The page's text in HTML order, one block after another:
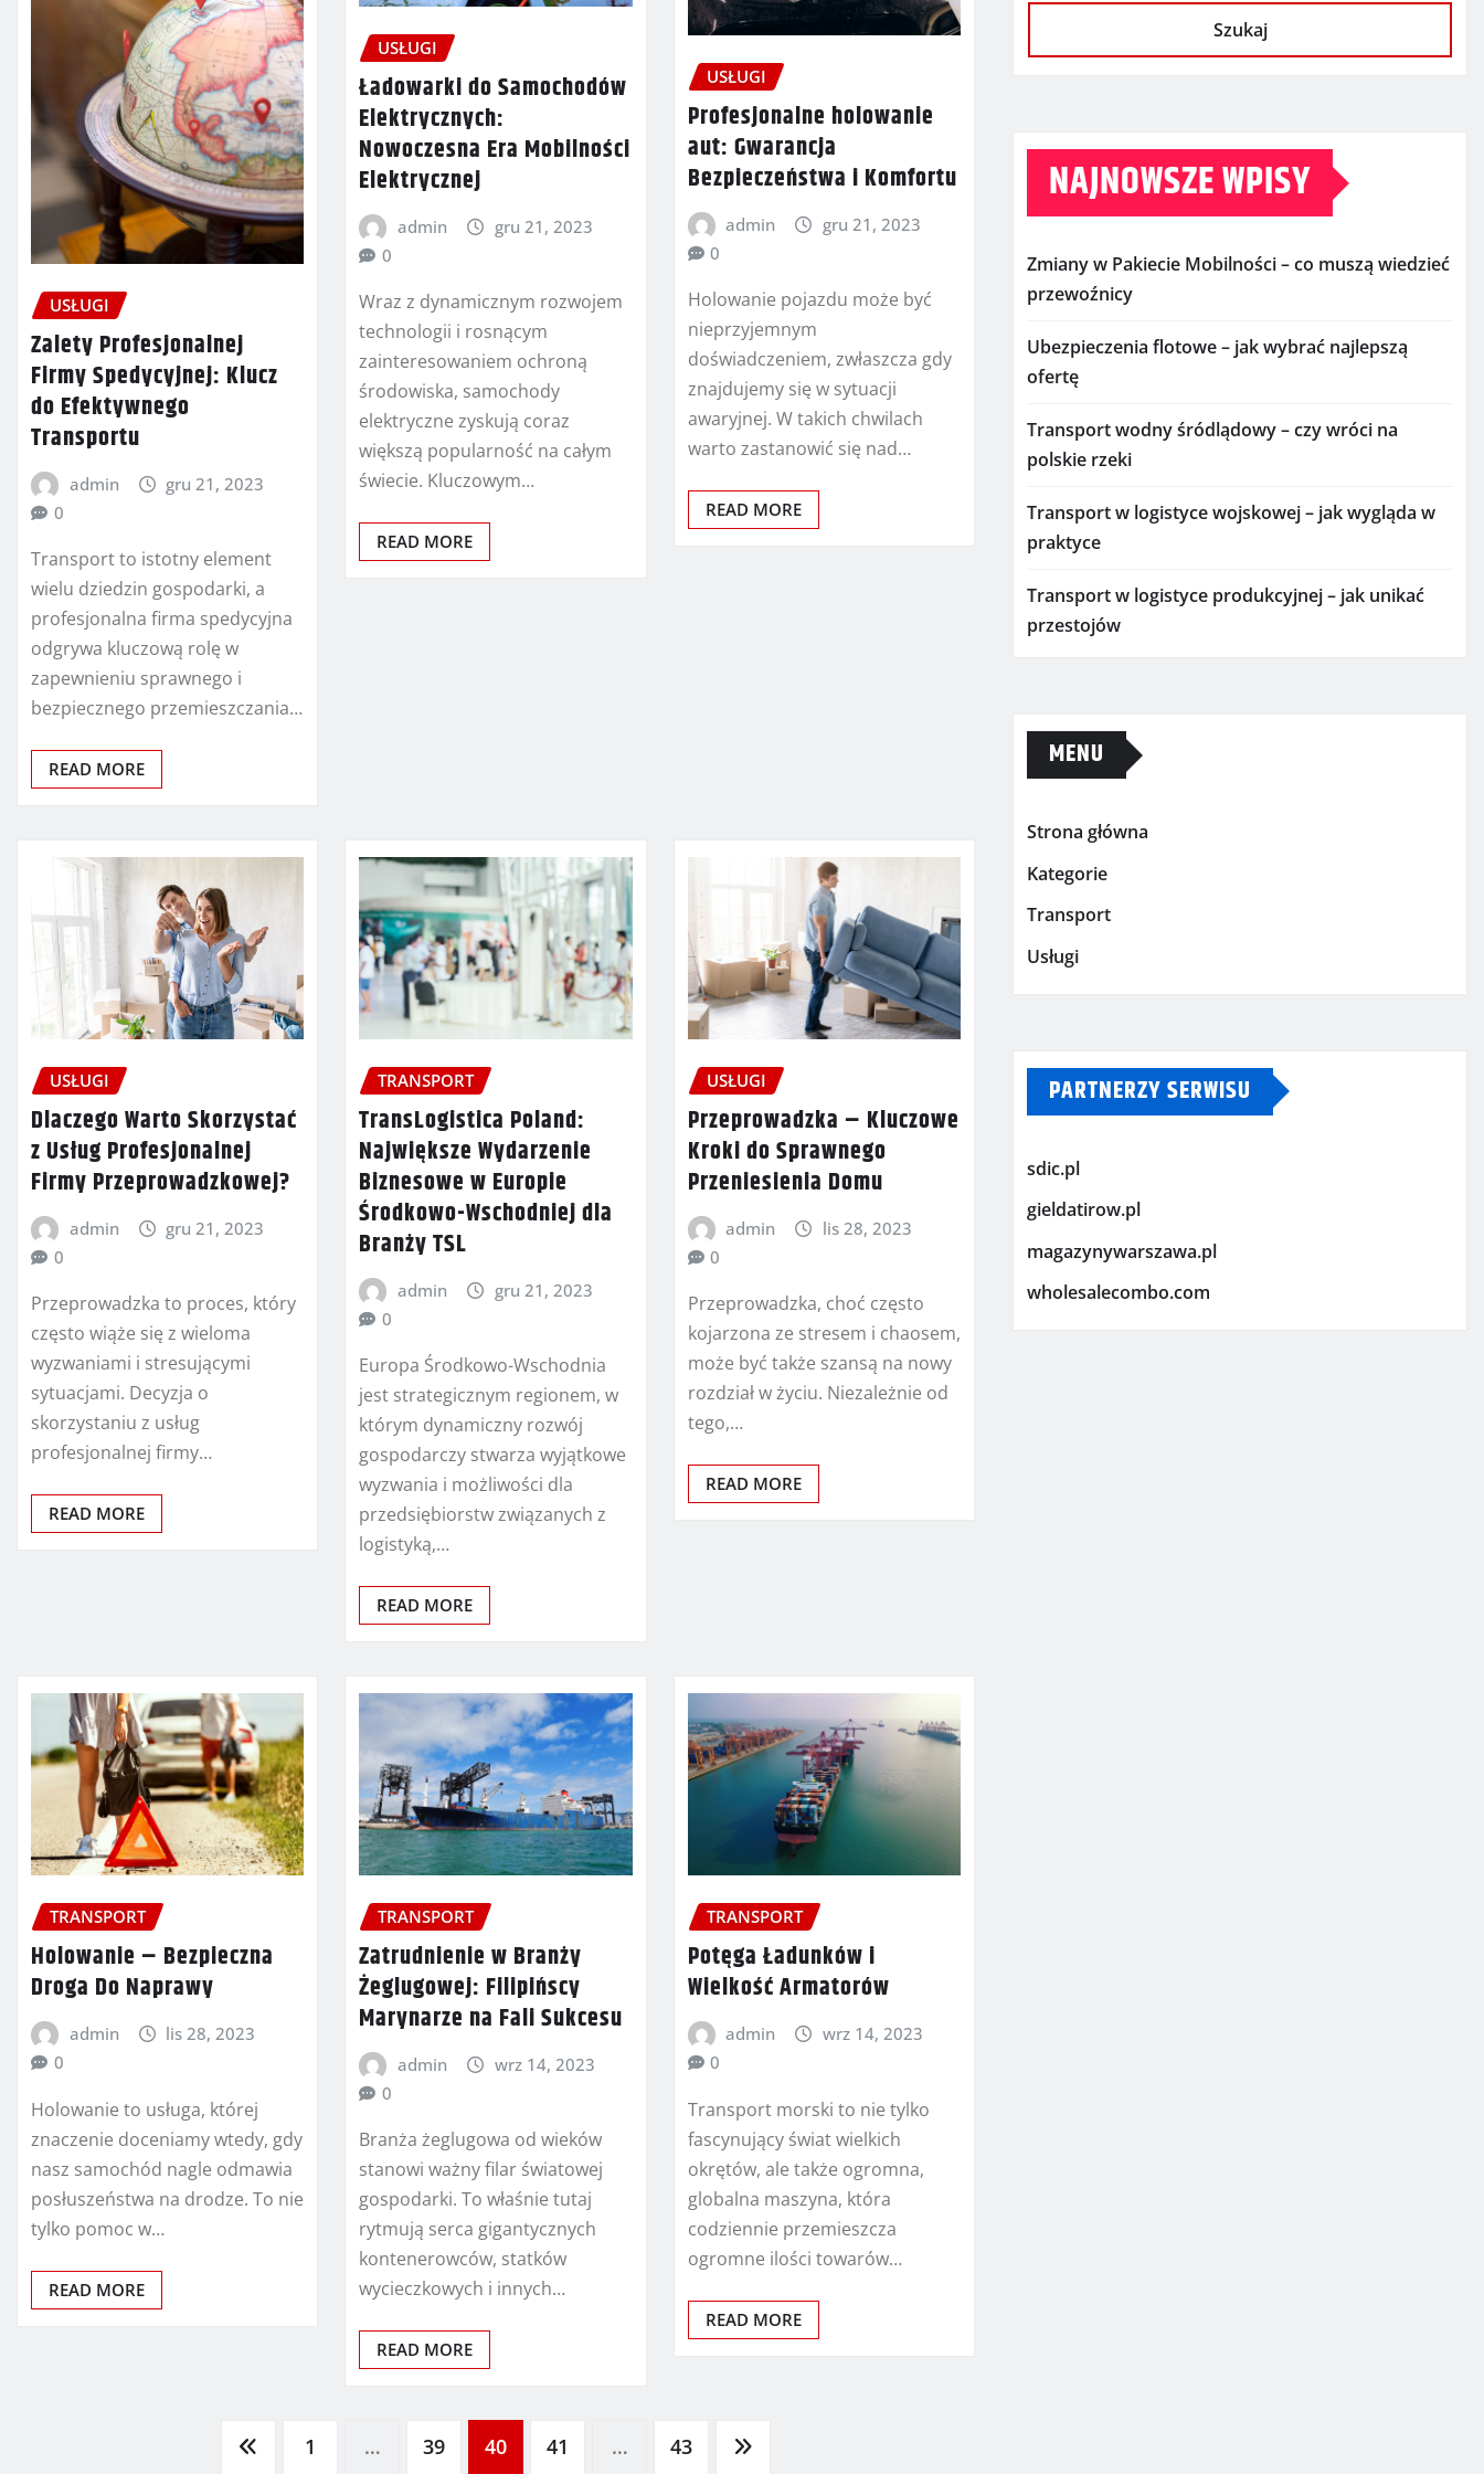
USŁUGI
Zalety Profesjonalnej
Firmy Spedycyjnej: Klucz
do Efektywnego
Transportu
admin
gru 21, 2023
0
Transport to istotny element
wielu dziedzin gospodarki, a
profesjonalna firma spedycyjna
odgrywa kluczową rolę w
zapewnieniu sprawnego i
bezpiecznego przemieszczania…
READ MORE
USŁUGI
Ładowarki do Samochodów
Elektrycznych:
Nowoczesna Era Mobilności
Elektrycznej
admin
gru 21, 2023
0
Wraz z dynamicznym rozwojem
technologii i rosnącym
zainteresowaniem ochroną
środowiska, samochody
elektryczne zyskują coraz
większą popularność na całym
świecie. Kluczowym…
READ MORE
USŁUGI
Profesjonalne holowanie
aut: Gwarancja
Bezpieczeństwa i Komfortu
admin
gru 21, 2023
0
Holowanie pojazdu może być
nieprzyjemnym
doświadczeniem, zwłaszcza gdy
znajdujemy się w sytuacji
awaryjnej. W takich chwilach
warto zastanowić się nad…
READ MORE
USŁUGI
Dlaczego Warto Skorzystać
z Usług Profesjonalnej
Firmy Przeprowadzkowej?
admin
gru 21, 2023
0
Przeprowadzka to proces, który
często wiąże się z wieloma
wyzwaniami i stresującymi
sytuacjami. Decyzja o
skorzystaniu z usług
profesjonalnej firmy…
READ MORE
TRANSPORT
TransLogistica Poland:
Największe Wydarzenie
Biznesowe w Europie
Środkowo-Wschodniej dla
Branży TSL
admin
gru 21, 2023
0
Europa Środkowo-Wschodnia
jest strategicznym regionem, w
którym dynamiczny rozwój
gospodarczy stwarza wyjątkowe
wyzwania i możliwości dla
przedsiębiorstw związanych z
logistyką,…
READ MORE
USŁUGI
Przeprowadzka – Kluczowe
Kroki do Sprawnego
Przeniesienia Domu
admin
lis 28, 2023
0
Przeprowadzka, choć często
kojarzona ze stresem i chaosem,
może być także szansą na nowy
rozdział w życiu. Niezależnie od
tego,…
READ MORE
TRANSPORT
Holowanie – Bezpieczna
Droga Do Naprawy
admin
lis 28, 2023
0
Holowanie to usługa, której
znaczenie doceniamy wtedy, gdy
nasz samochód nagle odmawia
posłuszeństwa na drodze. To nie
tylko pomoc w…
READ MORE
TRANSPORT
Zatrudnienie w Branży
Żeglugowej: Filipińscy
Marynarze na Fali Sukcesu
admin
wrz 14, 2023
0
Branża żeglugowa od wieków
stanowi ważny filar światowej
gospodarki. To właśnie tutaj
rytmują serca gigantycznych
kontenerowców, statków
wycieczkowych i innych…
READ MORE
TRANSPORT
Potęga Ładunków i
Wielkość Armatorów
admin
wrz 14, 2023
0
Transport morski to nie tylko
fascynujący świat wielkich
okrętów, ale także ogromna,
globalna maszyna, która
codziennie przemieszcza
ogromne ilości towarów…
READ MORE
Stronicowanie 1 … 39 40 41 … 43
Szukaj
NAJNOWSZE WPISY
Zmiany w Pakiecie Mobilności – co muszą wiedzieć
przewoźnicy
Ubezpieczenia flotowe – jak wybrać najlepszą
ofertę
Transport wodny śródlądowy – czy wróci na
polskie rzeki
Transport w logistyce wojskowej – jak wygląda w
praktyce
Transport w logistyce produkcyjnej – jak unikać
przestojów
MENU
Strona główna
Kategorie
Transport
Usługi
PARTNERZY SERWISU
sdic.pl
gieldatirow.pl
magazynywarszawa.pl
wholesalecombo.com